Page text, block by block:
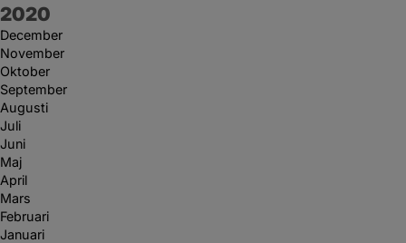
År:
2020
December
November
Oktober
September
Augusti
Juli
Juni
Maj
April
Mars
Februari
Januari